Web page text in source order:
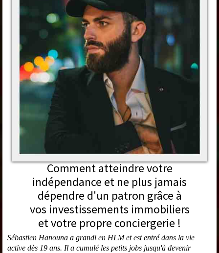
Comment atteindre votre
indépendance et ne plus jamais
dépendre d'un patron grâce à
vos investissements immobiliers
et votre propre conciergerie !
Sébastien Hanouna a grandi en HLM et est entré dans la vie
active dès 19 ans. Il a cumulé les petits jobs jusqu'à devenir